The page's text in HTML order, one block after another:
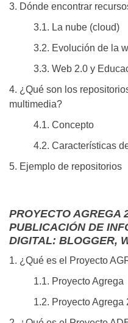
3. Dónde encontrar
3.1. La nube (cloud)
3.2. Evolución de la
3.3. Web 2.0 y
4. ¿Qué son los
multimedia?
4.1. Concepto
4.2. Características
5. Ejemplo de repositorios
PROYECTO AGREGA
PUBLICACIÓN DE
DIGITAL: BLOGGER,
1. ¿Qué es el Proyecto
1.1. Proyecto Agrega
1.2. Proyecto Agrega